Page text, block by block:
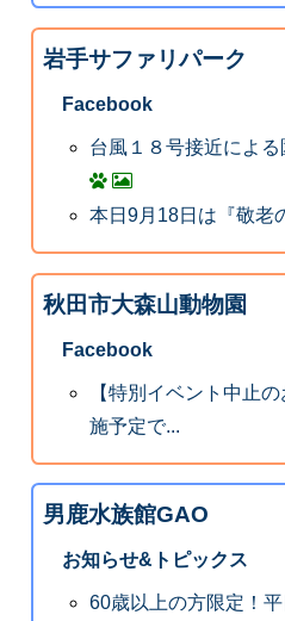
岩手サファリパーク
Facebook
台風１８号接近による
本日9月18日は『敬老
秋田市大森山動物園
Facebook
【特別イベント中止
施予定で...
男鹿水族館GAO
お知らせ&トピックス
60歳以上の方限定！